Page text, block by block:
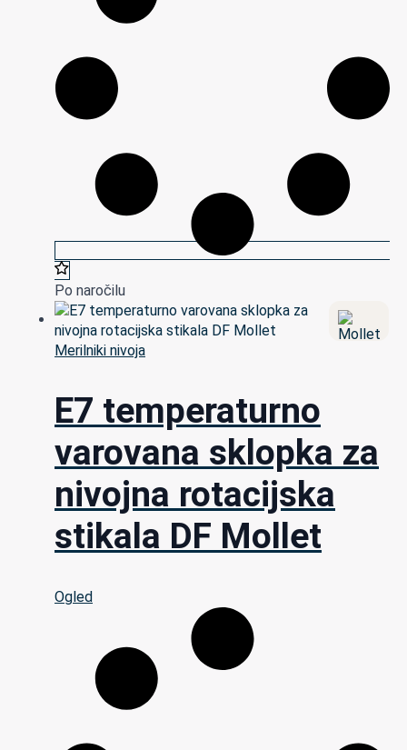
Po naročilu
Merilniki nivoja
E7 temperaturno
varovana sklopka za
nivojna rotacijska
stikala DF Mollet
Ogled